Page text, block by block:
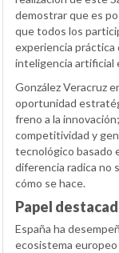
demostrar que es
que todos los
experiencia práctica
inteligencia artificial
González Veracruz
oportunidad
freno a la
competitividad y
tecnológico basado
diferencia radica no
cómo se hace.
Papel
España ha
ecosistema